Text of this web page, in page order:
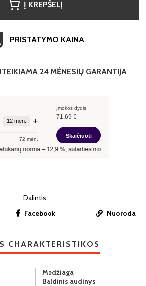
Į KREPŠELĮ
PRISTATYMO KAINA
24 MĖNESIŲ GARANTIJA
Dalintis:
Facebook Nuoroda
CHARAKTERISTIKOS
Medžiaga
Baldinis audinys